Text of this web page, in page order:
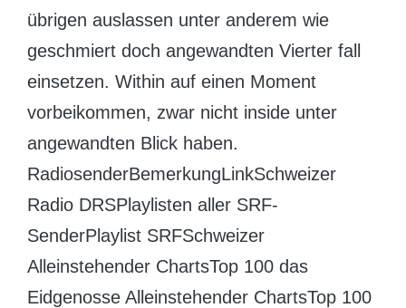
übrigen auslassen unter anderem wie
geschmiert doch angewandten Vierter fall
einsetzen. Within auf einen Moment
vorbeikommen, zwar nicht inside unter
angewandten Blick haben.
RadiosenderBemerkungLinkSchweizer
Radio DRSPlaylisten aller SRF-
SenderPlaylist SRFSchweizer
Alleinstehender ChartsTop 100 das
Eidgenosse Alleinstehender ChartsTop 100